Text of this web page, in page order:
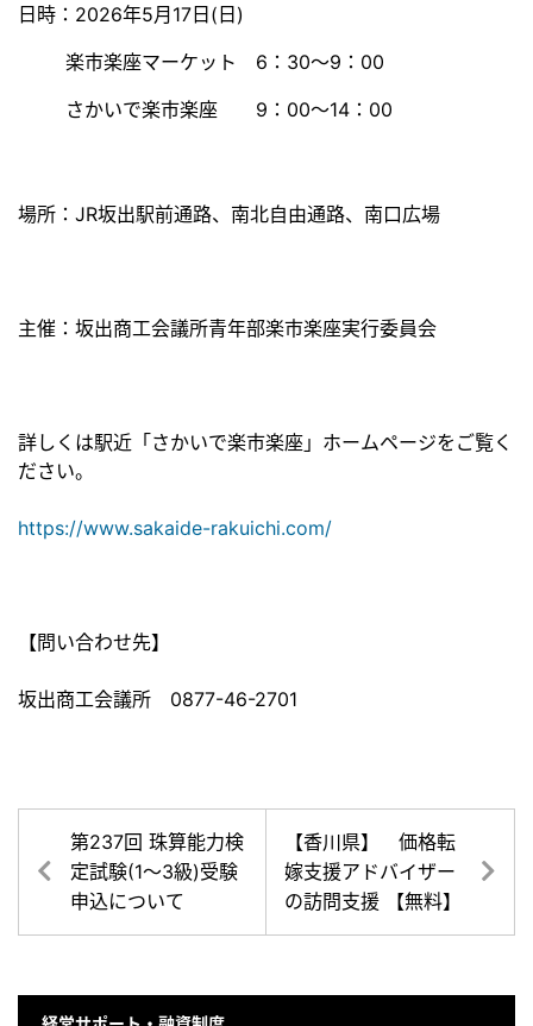
日時：2026年5月17日(日)
楽市楽座マーケット 6：30～9：00
さかいで楽市楽座 9：00～14：00
場所：JR坂出駅前通路、南北自由通路、南口広場
主催：坂出商工会議所青年部楽市楽座実行委員会
詳しくは駅近「さかいで楽市楽座」ホームページをご覧く
ださい。
https://www.sakaide-rakuichi.com/
【問い合わせ先】
坂出商工会議所 0877-46-2701
第237回 珠算能力検
定試験(1～3級)受験
申込について
【香川県】 価格転
嫁支援アドバイザー
の訪問支援 【無料】